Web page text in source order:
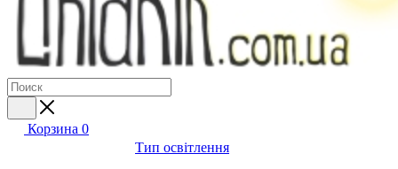
Корзина 0
Тип освітлення